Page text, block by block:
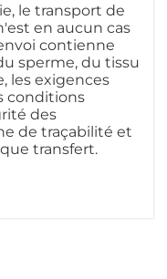
le transport de
en aucun cas
contienne
sperme, du tissu
les exigences
conditions
des
de traçabilité et
transfert.